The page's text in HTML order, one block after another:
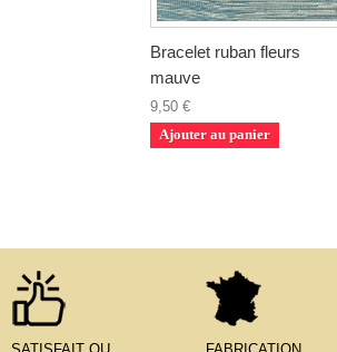
Bracelet ruban fleurs
mauve
9,50 €
Ajouter au panier